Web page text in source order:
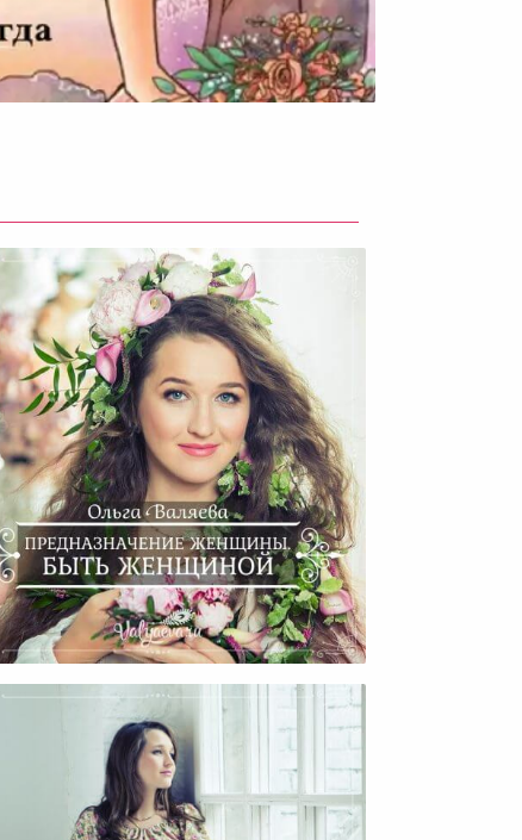
В Чем Состоит Главное
Женщины?